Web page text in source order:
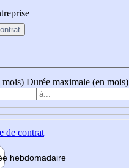
mois) Durée maximale (en mois)
de contrat
hebdomadaire